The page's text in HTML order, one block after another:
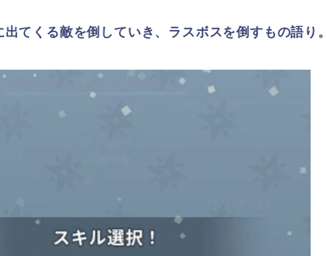
てくる敵を倒していき、ラスボスを倒すもの語り。